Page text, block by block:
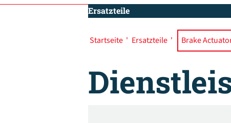
Ersatzteile
Startseite ' Ersatzteile '